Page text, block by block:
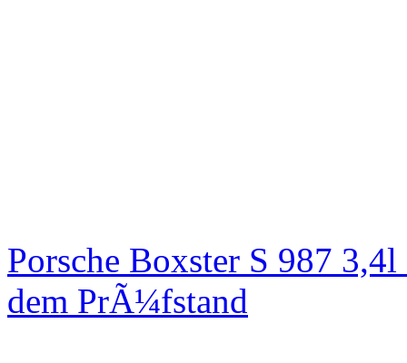
Porsche Boxster S 987
dem PrÃ¼fstand